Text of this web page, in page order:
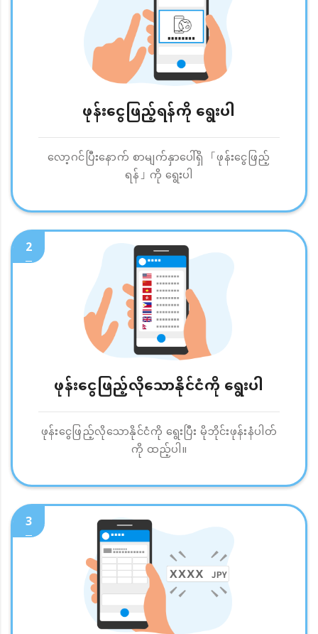
ဖုန်းငွေဖြည့်ရန်ကို ရွေးပါ
လော့ဂင်ပြီးနောက် စာမျက်နှာပေါ်ရှိ 「ဖုန်းငွေဖြည့်
ရန်」ကို ရွေးပါ
2
ဖုန်းငွေဖြည့်လိုသောနိုင်ငံကို ရွေးပါ
ဖုန်းငွေဖြည့်လိုသောနိုင်ငံကို ရွေးပြီး မိုဘိုင်းဖုန်းနံပါတ်
ကို ထည့်ပါ။
3